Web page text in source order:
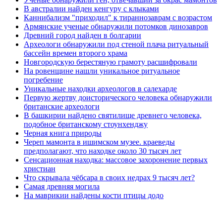
В австралии найден кенгуру с клыками
Каннибализм "приходил" к тираннозаврам с возрастом
Армянские ученые обнаружили потомков динозавров
Древний город найден в болгарии
Археологи обнаружили под стеной плача ритуальный
бассейн времен второго храма
Новгородскую берестяную грамоту расшифровали
На ровенщине нашли уникальное ритуальное
погребение
Уникальные находки археологов в салехарде
Первую жертву доисторического человека обнаружили
британские археологи
В башкирии найдено святилище древнего человека,
подобное британскому стоунхенджу
Черная книга природы
Череп мамонта в ишимском музее. краеведы
предполагают, что находке около 30 тысяч лет
Сенсационная находка: массовое захоронение первых
христиан
Что скрывала чёбсара в своих недрах 9 тысяч лет?
Самая древняя могила
На маврикии найдены кости птицы додо